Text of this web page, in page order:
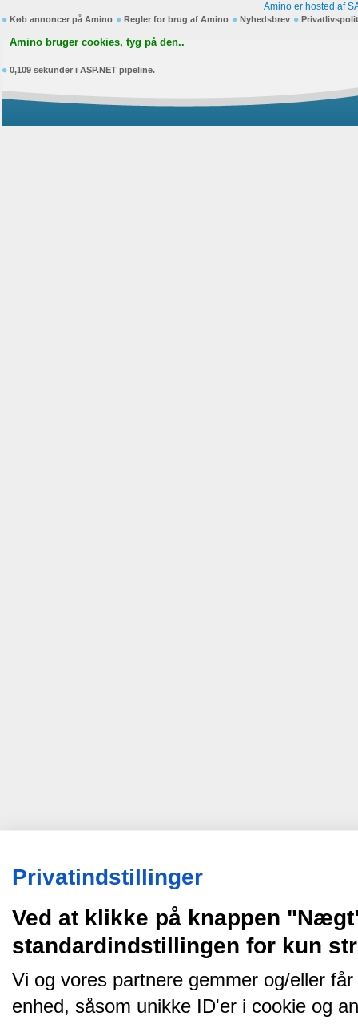
Amino er hosted af
Køb annoncer på Amino Regler for brug af Amino Nyhedsbrev
Amino bruger cookies, tyg på den..
0,109 sekunder i ASP.NET pipeline.
Privatindstillinger
Ved at klikke på knappen
standardindstillingen for kun
Vi og vores partnere gemmer og/eller
enhed, såsom unikke ID'er i cookie og